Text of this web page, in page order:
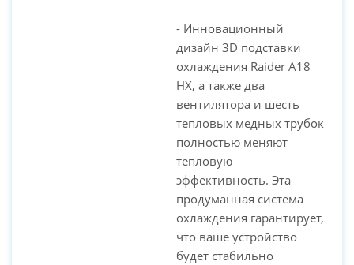
- Инновационный
дизайн 3D подставки
охлаждения Raider A18
HX, а также два
вентилятора и шесть
тепловых медных трубок
полностью меняют
тепловую
эффективность. Эта
продуманная система
охлаждения гарантирует,
что ваше устройство
будет стабильно